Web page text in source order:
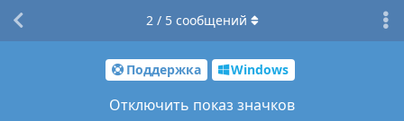
Поддержка Windows
Отключить показ значков
2/ 5сообщений